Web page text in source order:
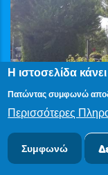
Η ιστοσελίδα
Πατώντας συμφωνώ
Περισσότερες
Συμφωνώ